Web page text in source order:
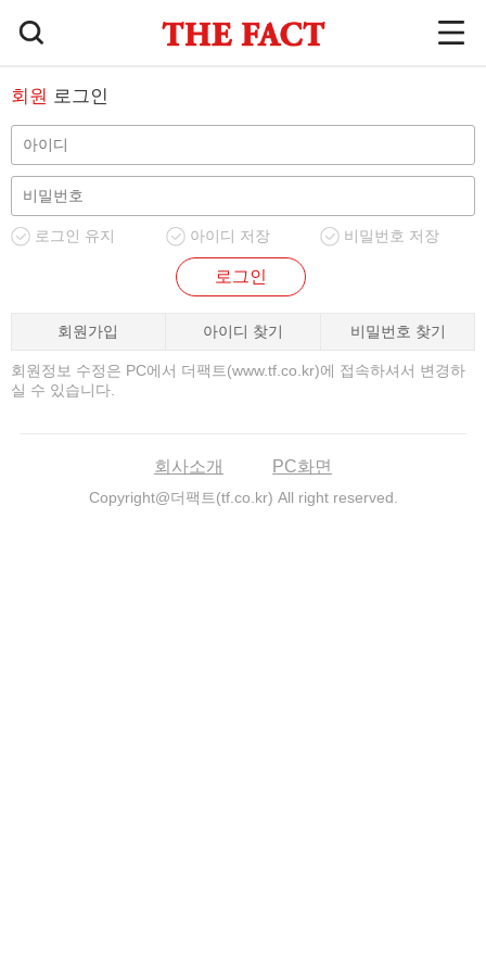
회원 로그인
로그인 유지 아이디 저장 비밀번호 저장
로그인
회원가입 아이디 찾기 비밀번호 찾기
회원정보 수정은 PC에서 더팩트(www.tf.co.kr)에 접속하셔서 변경하
실 수 있습니다.
회사소개 PC화면
Copyright@더팩트(tf.co.kr) All right reserved.